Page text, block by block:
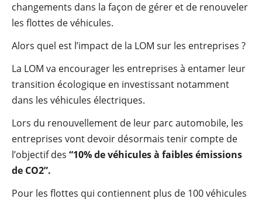
changements dans la façon de gérer et de renouveler
les flottes de véhicules.
Alors quel est l’impact de la LOM sur les entreprises ?
La LOM va encourager les entreprises à entamer leur
transition écologique en investissant notamment
dans les véhicules électriques.
Lors du renouvellement de leur parc automobile, les
entreprises vont devoir désormais tenir compte de
l’objectif des “10% de véhicules à faibles émissions
de CO2”.
Pour les flottes qui contiennent plus de 100 véhicules